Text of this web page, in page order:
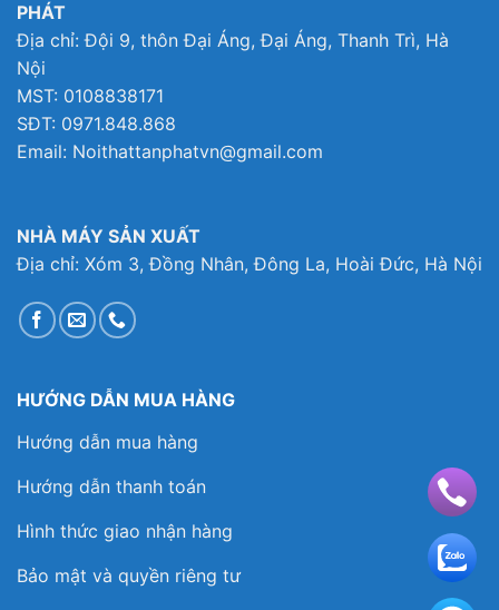
PHÁT
Địa chỉ: Đội 9, thôn Đại Áng, Đại Áng, Thanh Trì, Hà
Nội
MST: 0108838171
SĐT: 0971.848.868
Email: Noithattanphatvn@gmail.com
NHÀ MÁY SẢN XUẤT
Địa chỉ: Xóm 3, Đồng Nhân, Đông La, Hoài Đức, Hà Nội
HƯỚNG DẪN MUA HÀNG
Hướng dẫn mua hàng
Hướng dẫn thanh toán
Hình thức giao nhận hàng
Bảo mật và quyền riêng tư